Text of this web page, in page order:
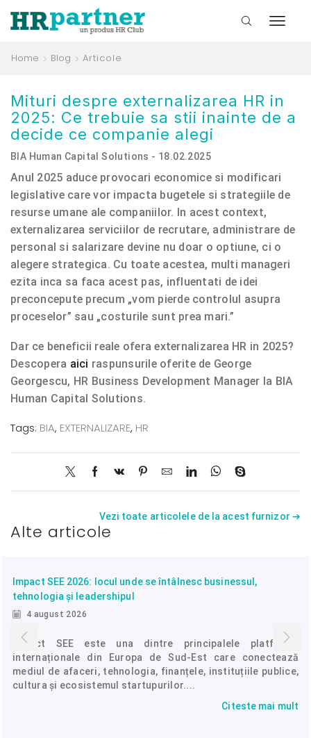
Home Blog Articole
Mituri despre externalizarea HR in
2025: Ce trebuie sa stii inainte de a
decide ce companie alegi
BIA Human Capital Solutions - 18.02.2025
Anul 2025 aduce provocari economice si modificari
legislative care vor impacta bugetele si strategiile de
resurse umane ale companiilor. In acest context,
externalizarea serviciilor de recrutare, administrare de
personal si salarizare devine nu doar o optiune, ci o
alegere strategica. Cu toate acestea, multi manageri
ezita inca sa faca acest pas, influentati de idei
preconcepute precum „vom pierde controlul asupra
proceselor” sau „costurile sunt prea mari.”
Dar ce beneficii reale ofera externalizarea HR in 2025?
Descopera aici raspunsurile oferite de George
Georgescu, HR Business Development Manager la BIA
Human Capital Solutions.
Tags: BIA, EXTERNALIZARE, HR
Vezi toate articolele de la acest furnizor ➔
Alte articole
Impact SEE 2026: locul unde se întâlnesc businessul,
tehnologia și leadershipul
4 august 2026
Impact SEE este una dintre principalele platforme
internaționale din Europa de Sud-Est care conectează
mediul de afaceri, tehnologia, finanțele, instituțiile publice,
cultura și ecosistemul startupurilor....
Citeste mai mult